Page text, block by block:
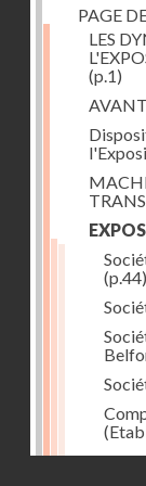
PAGE
LES
(p.1)
(p.44)